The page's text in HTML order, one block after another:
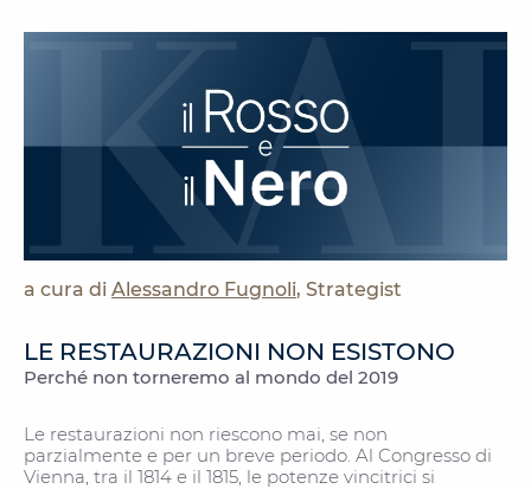
a cura di Alessandro Fugnoli, Strategist
LE RESTAURAZIONI NON ESISTONO
Perché non torneremo al mondo del 2019
Le restaurazioni non riescono mai, se non
parzialmente e per un breve periodo. Al Congresso di
Vienna, tra il 1814 e il 1815, le potenze vincitrici si